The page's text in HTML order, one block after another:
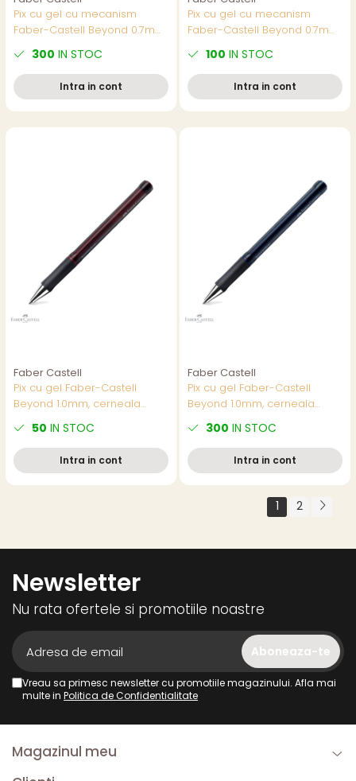
Pix cu gel cu mecanism
Faber-Castell Beyond 0.7mm,
reincarcabil, pentru birou si
scoala
300 IN STOC
Intra in cont
Pix cu gel cu mecanism
Faber-Castell Beyond 0.7mm,
corp din plastic reciclat
100 IN STOC
Intra in cont
Faber Castell
Pix cu gel Faber-Castell
Beyond 1.0mm, cerneala
din plastic reciclat
50 IN STOC
Intra in cont
Faber Castell
Pix cu gel Faber-Castell
Beyond 1.0mm, cerneala
albastra rezistenta, corp
reciclat reincarcabil
300 IN STOC
Intra in cont
1 2
Newsletter
Nu rata ofertele si promotiile noastre
Vreau sa primesc newsletter cu promotiile magazinului. Afla mai
multe in Politica de Confidentialitate
Magazinul meu